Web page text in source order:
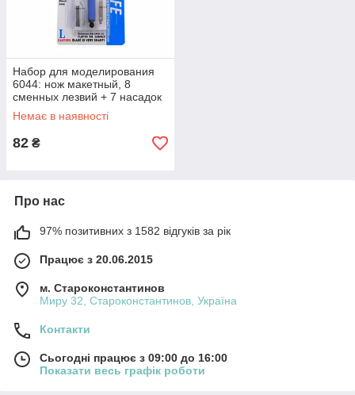
Набор для моделирования
6044: нож макетный, 8
сменных лезвий + 7 насадок
Немає в наявності
82 ₴
Про нас
97% позитивних з 1582 відгуків за рік
Працює з 20.06.2015
м. Староконстантинов
Миру 32, Староконстантинов, Україна
Контакти
Сьогодні працює з 09:00 до 16:00
Показати весь графік роботи